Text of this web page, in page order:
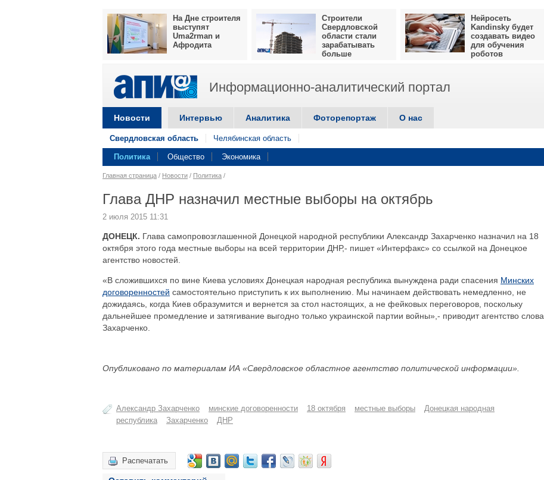
На Дне строителя
выступят
Uma2rman и
Афродита
Строители
Свердловской
области стали
зарабатывать
больше
Нейросеть
Kandinsky будет
создавать видео
для обучения
роботов
Информационно-аналитический портал
Новости Интервью Аналитика Фоторепортаж О нас
Свердловская область Челябинская область
Политика Общество Экономика
Главная страница / Новости / Политика /
Глава ДНР назначил местные выборы на октябрь
2 июля 2015 11:31
ДОНЕЦК. Глава самопровозглашенной Донецкой народной республики Александр Захарченко назначил на 18
октября этого года местные выборы на всей территории ДНР,- пишет «Интерфакс» со ссылкой на Донецкое
агентство новостей.
«В сложившихся по вине Киева условиях Донецкая народная республика вынуждена ради спасения Минских
договоренностей самостоятельно приступить к их выполнению. Мы начинаем действовать немедленно, не
дожидаясь, когда Киев образумится и вернется за стол настоящих, а не фейковых переговоров, поскольку
дальнейшее промедление и затягивание выгодно только украинской партии войны»,- приводит агентство слова
Захарченко.
Опубликовано по материалам ИА «Свердловское областное агентство политической информации».
Александр Захарченко минские договоренности 18 октября местные выборы
Донецкая народная
республика
Захарченко ДНР
Распечатать